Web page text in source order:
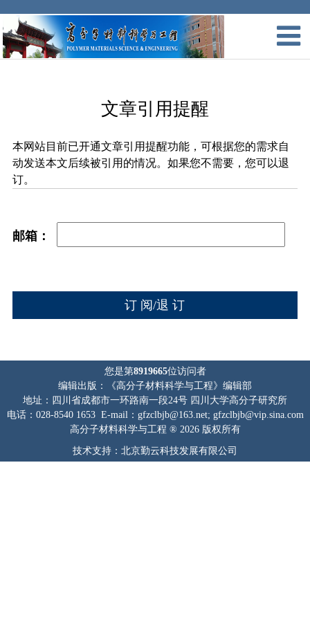
文章引用提醒
本网站目前已开通文章引用提醒功能，可根据您的需求自
动发送本文后续被引用的情况。如果您不需要，您可以退
订。
邮箱：
您是第8919665位访问者
编辑出版：《高分子材料科学与工程》编辑部
地址：四川省成都市一环路南一段24号 四川大学高分子研究所
电话：028-8540 1653 E-mail：gfzclbjb@163.net; gfzclbjb@vip.sina.com
高分子材料科学与工程 ® 2026 版权所有
技术支持：北京勤云科技发展有限公司